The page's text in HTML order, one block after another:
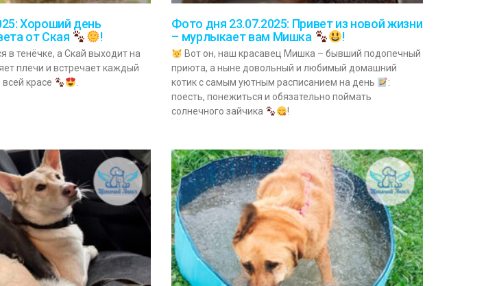
Хороший день
от Ская
!
в тенёчке, а Скай выходит на
плечи и встречает каждый
красе
Фото дня 23.07.2025: Привет из новой жизни
– мурлыкает вам Мишка
!
Вот он, наш красавец Мишка – бывший подопечный
приюта, а ныне довольный и любимый домашний
котик с самым уютным расписанием на день
:
поесть, понежиться и обязательно поймать
солнечного зайчика
!